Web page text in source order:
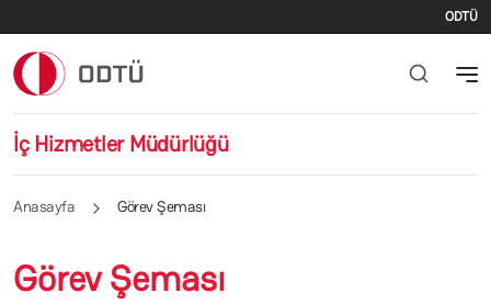
ODTÜ
İç Hizmetler Müdürlüğü
Anasayfa Görev Şeması
Görev Şeması